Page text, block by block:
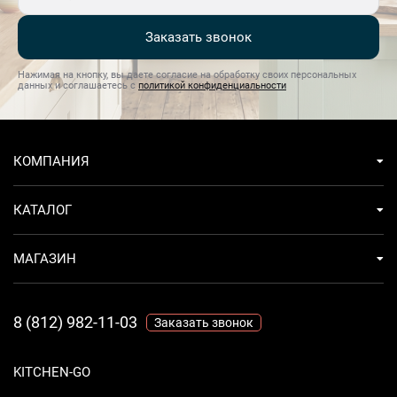
Класс энергопотребления А+
Светодиодная лампа
Заказать звонок
Нажимая на кнопку, вы даете согласие на обработку своих персональных
данных и соглашаетесь с политикой конфиденциальности
KITCHEN-GO
КОМПАНИЯ
КАТАЛОГ
МАГАЗИН
8 (812) 982-11-03 Заказать звонок